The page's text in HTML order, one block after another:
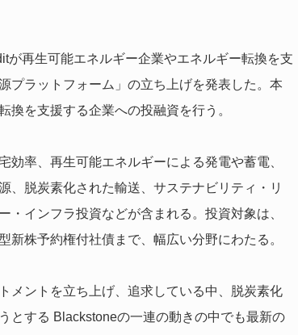
再生可能エネルギー企業やエネルギー転換を支
プラットフォーム」の立ち上げを発表した。本
を支援する企業への投融資を行う。
率、再生可能エネルギーによる発電や蓄電、
、脱炭素化された輸送、サステナビリティ・リ
インフラ投資などが含まれる。投資対象は、
株予約権付社債まで、幅広い分野にわたる。
メントを立ち上げ、追求している中、脱炭素化
とする Blackstoneの一連の動きの中でも最新の